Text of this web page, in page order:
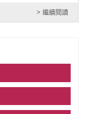
> 繼續閱讀